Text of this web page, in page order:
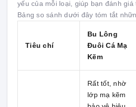
yếu của mỗi loại, giúp bạn đánh giá
Bảng so sánh dưới đây tóm tắt
Tiêu chí
Bu Lông
Đuôi Cá Mạ
Kẽm
Rất tốt, nhờ
lớp mạ kẽm